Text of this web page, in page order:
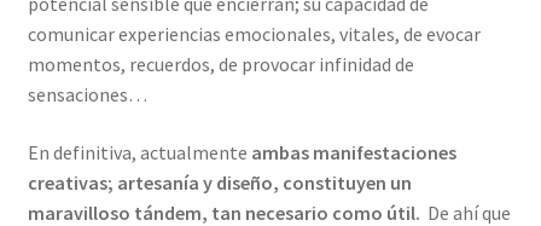
comunicar experiencias emocionales, vitales, de evocar
momentos, recuerdos, de provocar infinidad de
sensaciones…
En definitiva, actualmente ambas manifestaciones
creativas; artesanía y diseño, constituyen un
maravilloso tándem, tan necesario como útil. De ahí que